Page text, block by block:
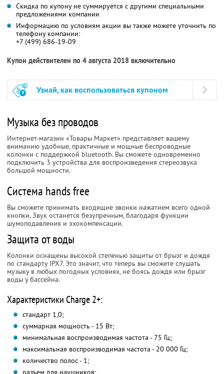
Скидка по купону не суммируется с другими специальными
предложениями компании
Информацию по условиям акции вы также можете уточнить по
телефону компании:
+7 (499) 686-19-09
Купон действителен по 4 августа 2018 включительно
Узнай, как воспользоваться купоном
Музыка без проводов
Интернет-магазин «Товары Маркет» представляет вашему
вниманию удобные, практичные и мощные беспроводные
колонки с поддержкой bluеtooth. Вы сможете одновременно
подключить 3 устройства для воспроизведения стереозвука
большой мощности.
Система hands free
Вы сможете принимать входящие звонки нажатием всего одной
кнопки. Звук останется безупречным, благодаря функции
шумоподавления и эхокомпенсации.
Защита от воды
Колонки оснащены высокой степенью защиты от брызг и дождя
по стандарту IPX7. Это значит, что теперь вы сможете слушать
музыку в любых погодных условиях, не боясь дождя или брызг
воды у бассейна.
Характеристики Charge 2+:
стандарт 1,0;
суммарная мощность - 15 Вт;
минимальная воспроизводимая частота - 75 Гц;
максимальная воспроизводимая частота - 20 000 Гц;
количество полос - 1;
разъем для наушников;